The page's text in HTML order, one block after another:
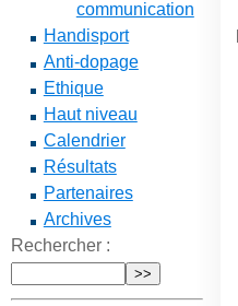
communication
Handisport
Anti-dopage
Ethique
Haut niveau
Calendrier
Résultats
Partenaires
Archives
Rechercher :